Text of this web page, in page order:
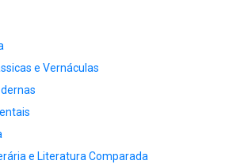
e Vernáculas
e Literatura Comparada